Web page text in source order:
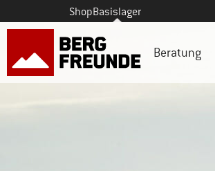
ShopBasislager
Beratung